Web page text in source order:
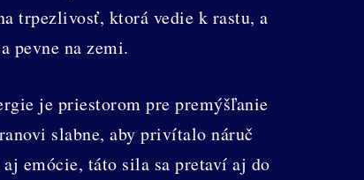
trpezlivosť, ktorá vedie k rastu, a
pevne na zemi.
je priestorom pre premýšľanie
slabne, aby privítalo náruč
emócie, táto sila sa pretaví aj do